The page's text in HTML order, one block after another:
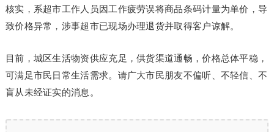
核实，系超市工作人员因工作疲劳误将商品条码计量为单价，导
致价格异常，涉事超市已现场办理退货并取得客户谅解。
目前，城区生活物资供应充足，供货渠道通畅，价格总体平稳，
可满足市民日常生活需求。请广大市民朋友不偏听、不轻信、不
盲从未经证实的消息。